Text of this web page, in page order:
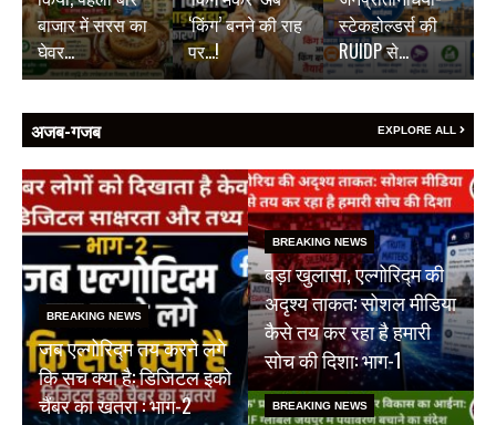
बाजार में सरस का
घेवर…
‘किंग’ बनने की राह
पर…!
स्टेकहोल्डर्स की
RUIDP से…
अजब-गजब EXPLORE ALL
BREAKING NEWS
जब एल्गोरिद्म तय करने लगे
कि सच क्या है: डिजिटल इको
चैंबर का खतरा : भाग-2
BREAKING NEWS
बड़ा खुलासा, एल्गोरिद्म की
अदृश्य ताकत: सोशल मीडिया
कैसे तय कर रहा है हमारी
सोच की दिशा: भाग-1
BREAKING NEWS